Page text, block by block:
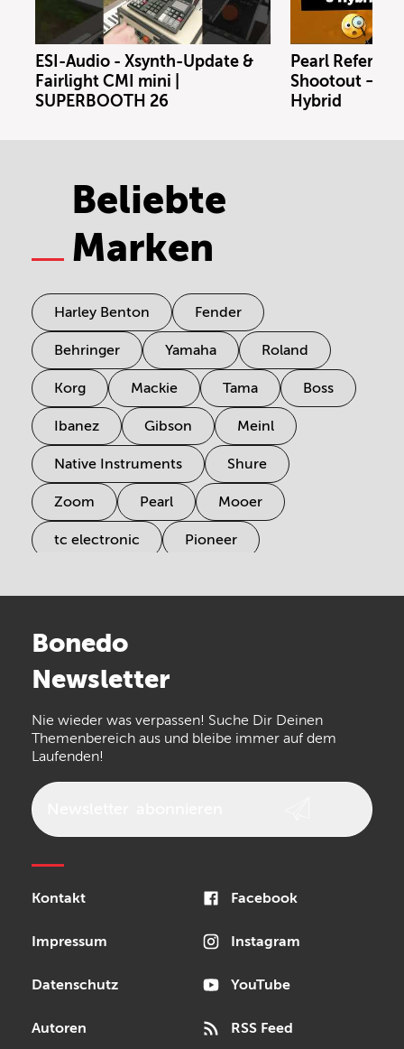
ESI-Audio - Xsynth-Update &
Fairlight CMI mini |
SUPERBOOTH 26
Pearl
Shootout –
Hybrid
Beliebte
Marken
Harley Benton Fender
Behringer Yamaha Roland
Korg Mackie Tama Boss
Ibanez Gibson Meinl
Native Instruments Shure
Zoom Pearl Mooer
tc electronic Pioneer
Arturia
the t.bone
Walrus Audio Epiphone
Bonedo
Newsletter
Nie wieder was verpassen! Suche Dir Deinen
Themenbereich aus und bleibe immer auf dem
Laufenden!
Kontakt
Impressum
Datenschutz
Autoren
Facebook
Instagram
YouTube
RSS Feed